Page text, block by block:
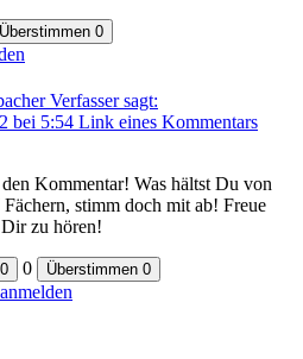
Überstimmen 0
Verfasser sagt:
bei 5:54 Link eines Kommentars
Kommentar! Was hältst Du von
Fächern, stimm doch mit ab! Freue
zu hören!
0 0 Überstimmen 0